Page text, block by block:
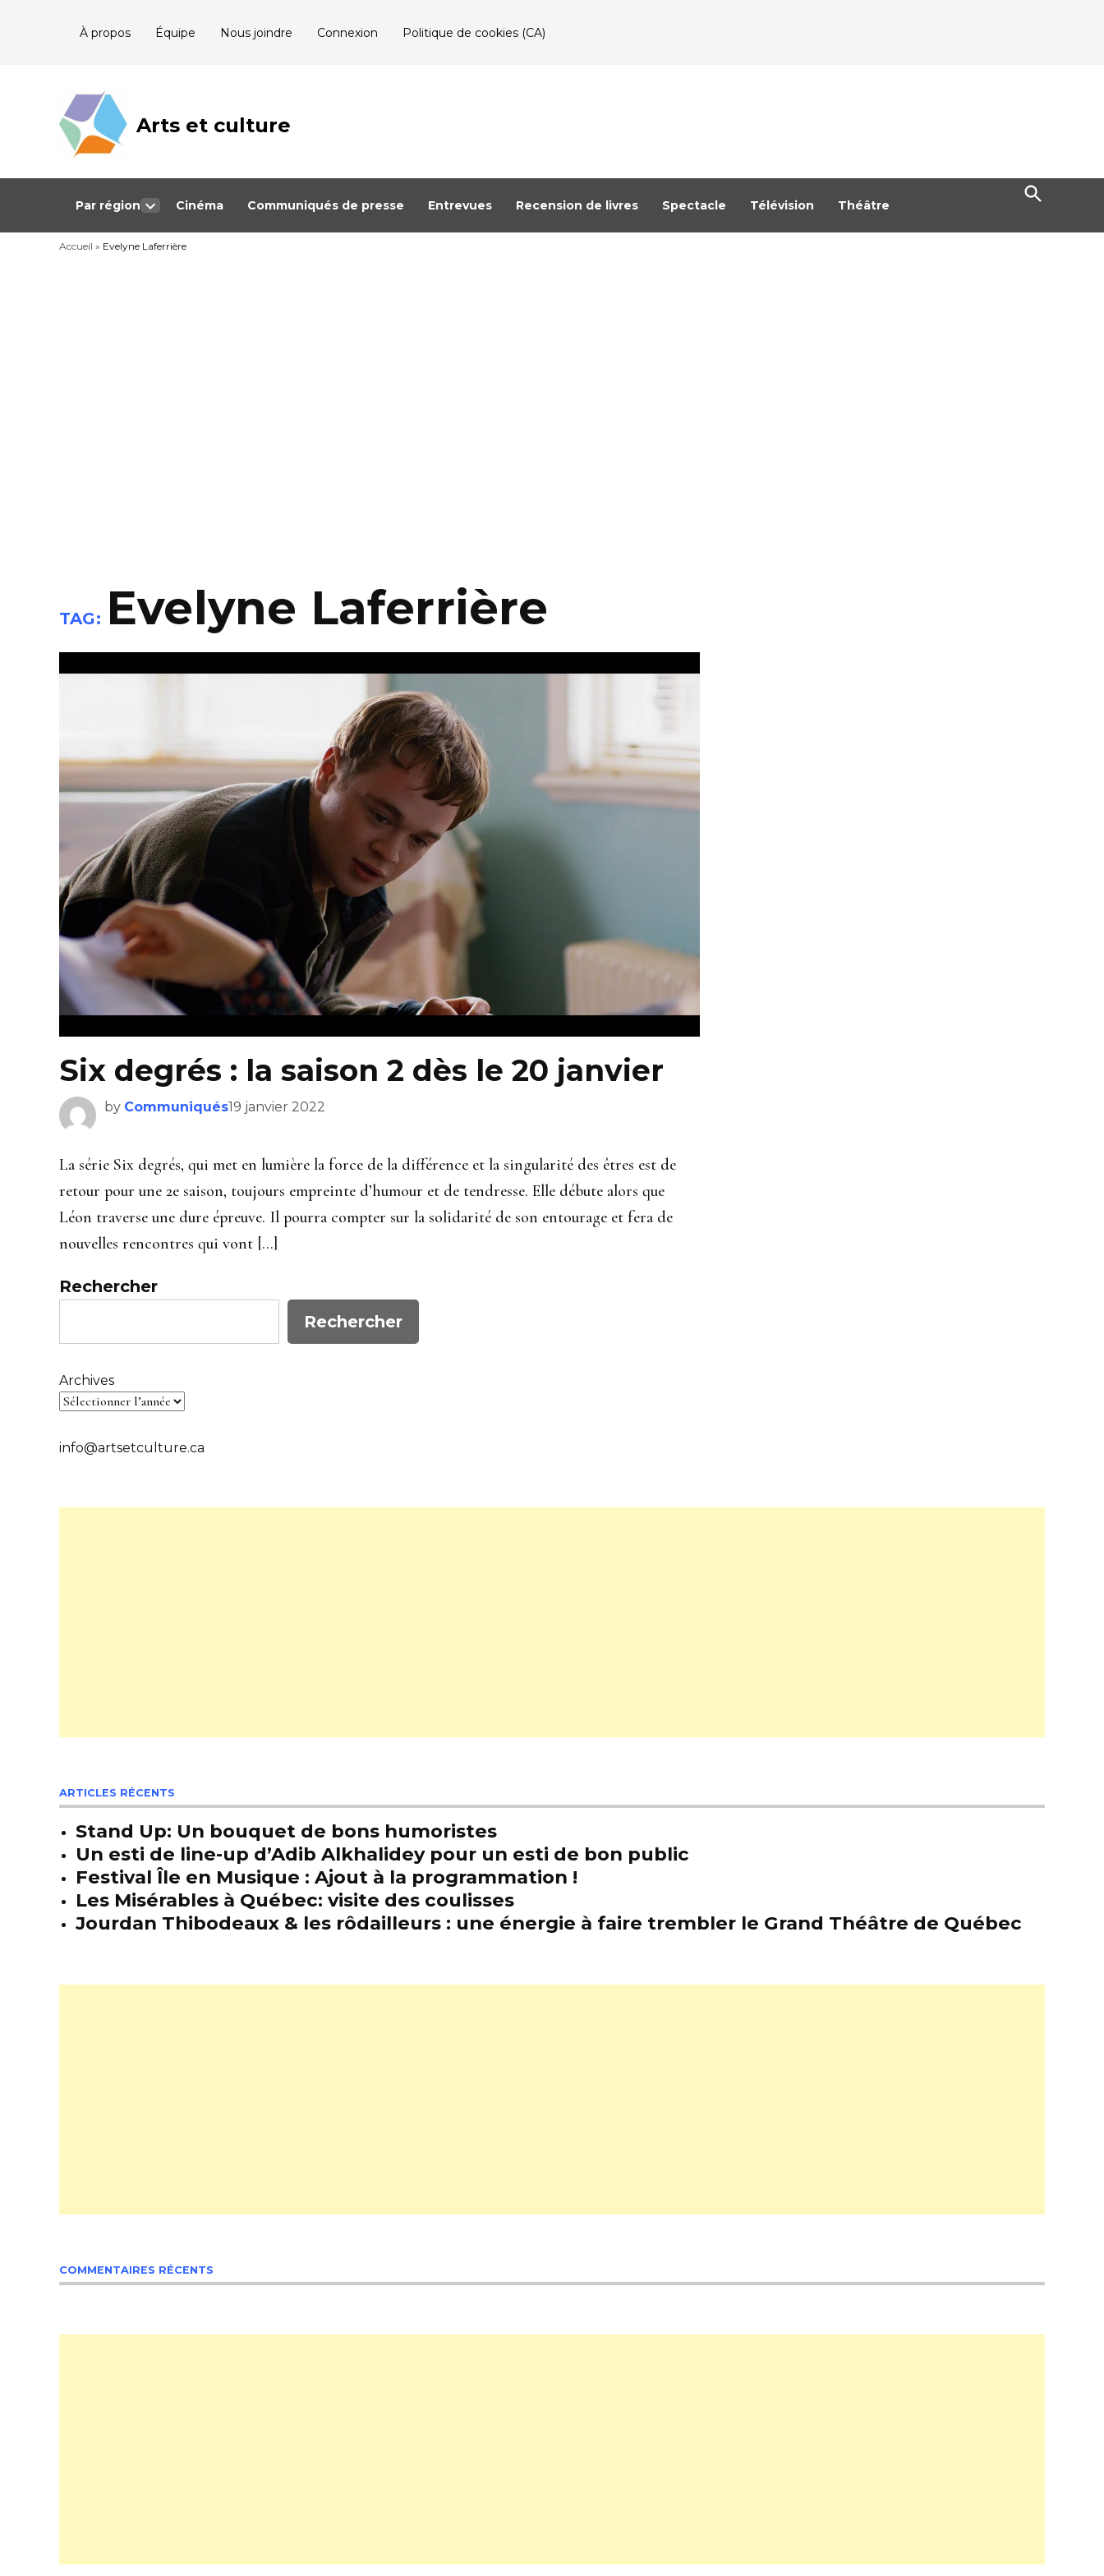
À propos Équipe Nous joindre Connexion Politique de cookies (CA)
Arts et culture
Journalisme
Québec
Par région
dropdown
menu
Cinéma Communiqués de presse Entrevues Recension de livres Spectacle Télévision Théâtre
Open
Search
Accueil » Evelyne Laferrière
TAG: Evelyne Laferrière
Six degrés : la saison 2 dès le 20 janvier
by Communiqués19 janvier 2022
La série Six degrés, qui met en lumière la force de la différence et la singularité des êtres est de
retour pour une 2e saison, toujours empreinte d’humour et de tendresse. Elle débute alors que
Léon traverse une dure épreuve. Il pourra compter sur la solidarité de son entourage et fera de
nouvelles rencontres qui vont […]
Rechercher
Rechercher
Archives
info@artsetculture.ca
ARTICLES RÉCENTS
Stand Up: Un bouquet de bons humoristes
Un esti de line-up d’Adib Alkhalidey pour un esti de bon public
Festival Île en Musique : Ajout à la programmation !
Les Misérables à Québec: visite des coulisses
Jourdan Thibodeaux & les rôdailleurs : une énergie à faire trembler le Grand Théâtre de Québec
COMMENTAIRES RÉCENTS